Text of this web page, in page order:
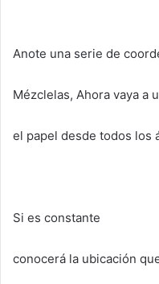
Anote una serie de
Mézclelas, Ahora vaya a
el papel desde todos los
Si es constante
conocerá la ubicación